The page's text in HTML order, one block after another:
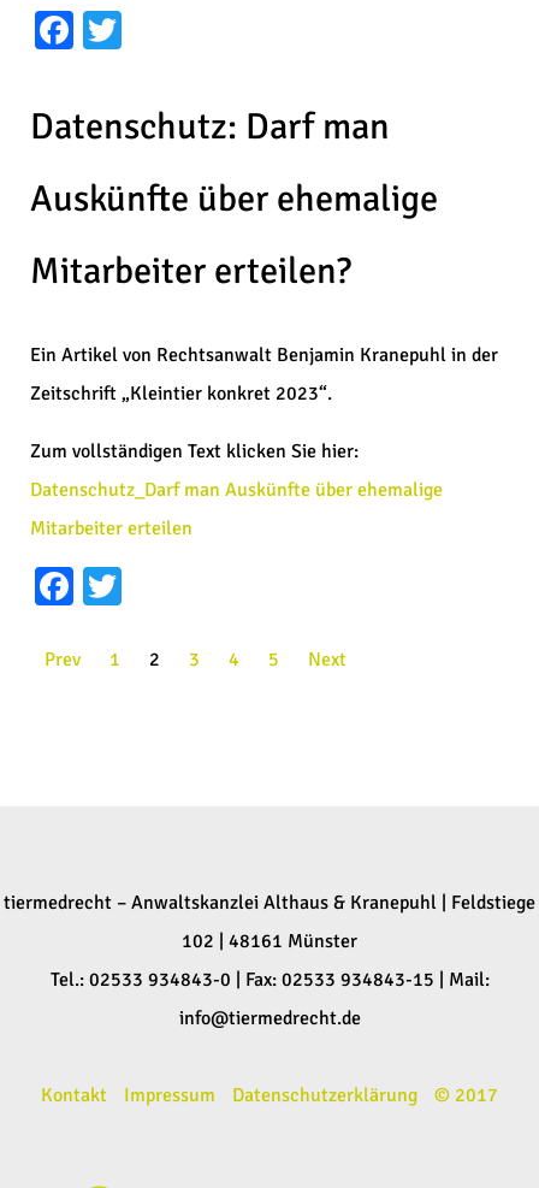
Facebook
Datenschutz: Darf man
Auskünfte über ehemalige
Mitarbeiter erteilen?
Ein Artikel von Rechtsanwalt Benjamin Kranepuhl in der
Zeitschrift „Kleintier konkret 2023“.
Zum vollständigen Text klicken Sie hier:
Datenschutz_Darf man Auskünfte über ehemalige
Mitarbeiter erteilen
Facebook
Prev 1 2 3 4 5 Next
tiermedrecht – Anwaltskanzlei Althaus & Kranepuhl | Feldstiege
102 | 48161 Münster
Tel.: 02533 934843-0 | Fax: 02533 934843-15 | Mail:
info@tiermedrecht.de
Kontakt Impressum Datenschutzerklärung © 2017